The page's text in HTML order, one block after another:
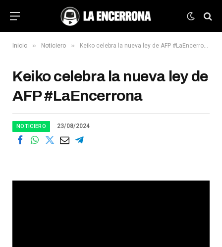
Inicio » Noticiero » Keiko celebra la nueva ley de AFP #LaEncerrona
Keiko celebra la nueva ley de
AFP #LaEncerrona
NOTICIERO 23/08/2024